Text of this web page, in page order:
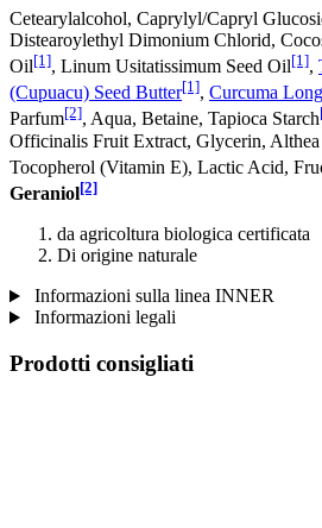
Cetearylalcohol, Caprylyl/Capryl
Distearoylethyl Dimonium Chlorid,
Oil[1], Linum Usitatissimum Seed Oil[1],
(Cupuacu) Seed Butter[1], Curcuma
Parfum[2], Aqua, Betaine, Tapioca Starch
Officinalis Fruit Extract, Glycerin,
Tocopherol (Vitamin E), Lactic Acid,
Geraniol[2]
da agricoltura biologica certificata
Di origine naturale
Informazioni sulla linea INNER
Informazioni legali
Prodotti consigliati